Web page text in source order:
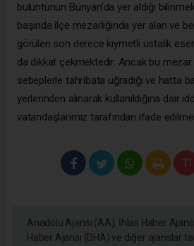
buluntunun Bünyan'da yer aldığı
başında ilçe mezarlığında yer alan ve
görülen son derece kıymetli ustalık
da dikkat çekmektedir. Ancak bu mezar
sebeplerle tahribata uğradığı ve hatta
yerlerinden alınarak kullanıldığına dair
vatandaşlarımız tarafından ifade
Anadolu Ajansı (AA), İhlas Haber
Haber Ajansı (DHA) ve diğer ajanslar